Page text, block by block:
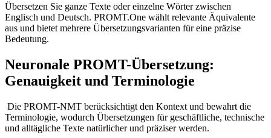
Übersetzen Sie ganze Texte oder einzelne Wörter zwischen
Englisch und Deutsch. PROMT.One wählt relevante Äquivalente
aus und bietet mehrere Übersetzungsvarianten für eine präzise
Bedeutung.
Neuronale PROMT-Übersetzung:
Genauigkeit und Terminologie
Die PROMT-NMT berücksichtigt den Kontext und bewahrt die
Terminologie, wodurch Übersetzungen für geschäftliche, technische
und alltägliche Texte natürlicher und präziser werden.